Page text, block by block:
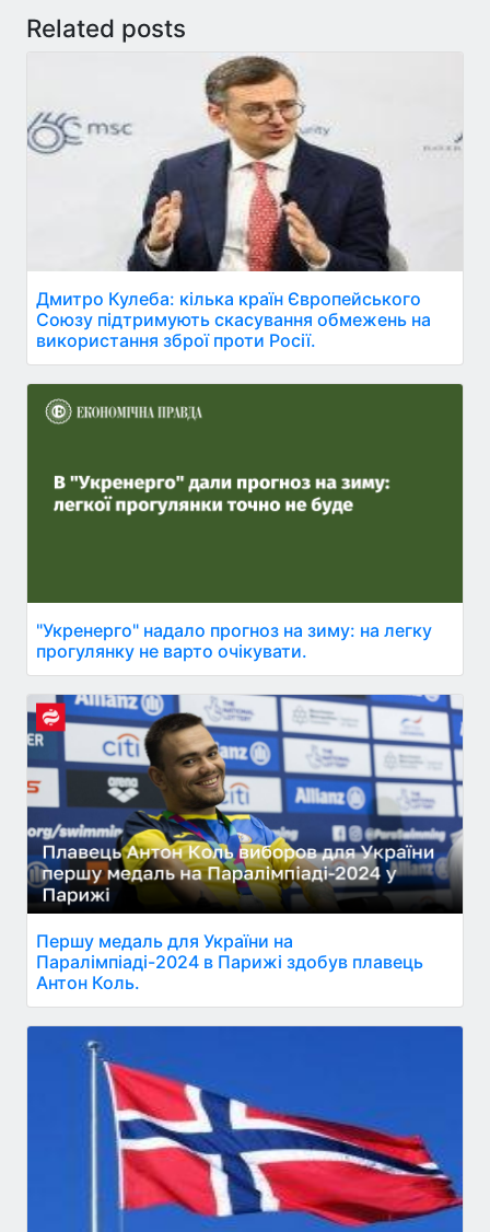
Related posts
Дмитро Кулеба: кілька країн Європейського
Союзу підтримують скасування обмежень на
використання зброї проти Росії.
"Укренерго" надало прогноз на зиму: на легку
прогулянку не варто очікувати.
Першу медаль для України на
Паралімпіаді-2024 в Парижі здобув плавець
Антон Коль.